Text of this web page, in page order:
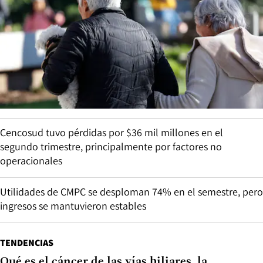
Cencosud tuvo pérdidas por $36 mil millones en el
segundo trimestre, principalmente por factores no
operacionales
Utilidades de CMPC se desploman 74% en el semestre, pero
ingresos se mantuvieron estables
TENDENCIAS